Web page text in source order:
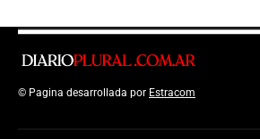
© Pagina desarrollada por Estracom